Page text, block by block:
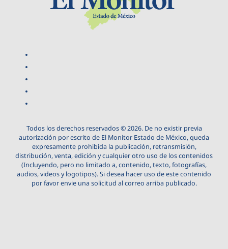
Todos los derechos reservados © 2026. De no existir previa
autorización por escrito de El Monitor Estado de México, queda
expresamente prohibida la publicación, retransmisión,
distribución, venta, edición y cualquier otro uso de los contenidos
(Incluyendo, pero no limitado a, contenido, texto, fotografías,
audios, videos y logotipos). Si desea hacer uso de este contenido
por favor envie una solicitud al correo arriba publicado.